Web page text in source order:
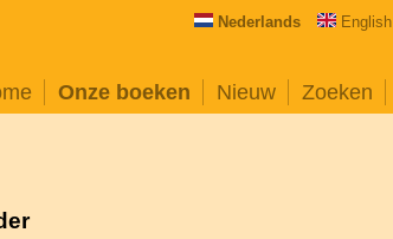
Nederlands English
Onze boeken Nieuw Zoeken